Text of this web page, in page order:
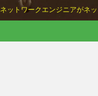
ネットワークエンジニアがネ